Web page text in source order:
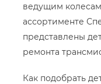
ведущим
ассортименте
представлены
ремонта
Как подобрать